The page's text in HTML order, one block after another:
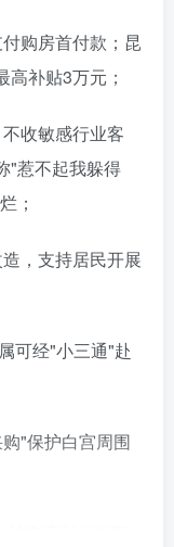
购房首付款；昆
补贴3万元；
收敏感行业客
"惹不起我躲得
；
，支持居民开展
可经"小三通"赴
"保护白宫周围